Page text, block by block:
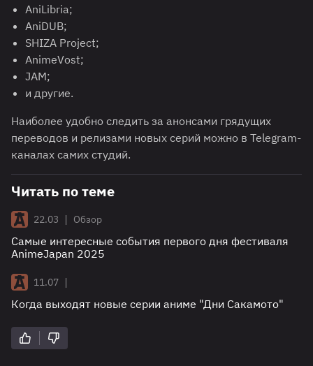
AniLibria;
AniDUB;
SHIZA Project;
AnimeVost;
JAM;
и другие.
Наиболее удобно следить за анонсами грядущих
переводов и релизами новых серий можно в Telegram-
каналах самих студий.
Читать по теме
22.03 | Обзор
Самые интересные события первого дня фестиваля
AnimeJapan 2025
11.07 |
Когда выходят новые серии аниме "Дни Сакамото"